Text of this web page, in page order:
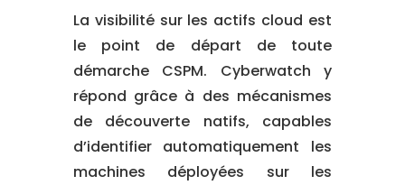
La visibilité sur les actifs cloud est
le point de départ de toute
démarche CSPM. Cyberwatch y
répond grâce à des mécanismes
de découverte natifs, capables
d’identifier automatiquement les
machines déployées sur les